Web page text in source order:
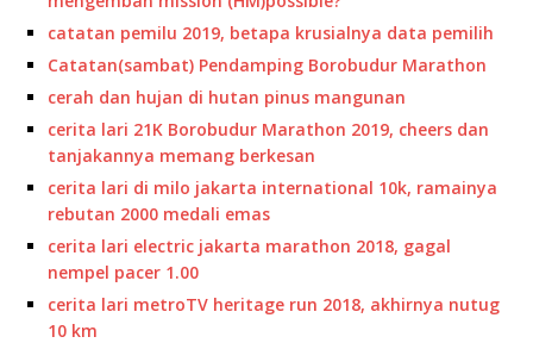
catatan pemilu 2019, betapa krusialnya data pemilih
Catatan(sambat) Pendamping Borobudur Marathon
cerah dan hujan di hutan pinus mangunan
cerita lari 21K Borobudur Marathon 2019, cheers dan
tanjakannya memang berkesan
cerita lari di milo jakarta international 10k, ramainya
rebutan 2000 medali emas
cerita lari electric jakarta marathon 2018, gagal
nempel pacer 1.00
cerita lari metroTV heritage run 2018, akhirnya nutug
10 km